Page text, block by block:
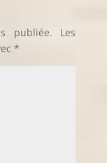
publiée.
Les
*